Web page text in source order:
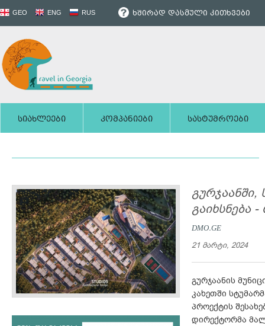
GEO ENG RUS ხშირად დასმული კითხვები
სიახლეები კომპანიები სასტუმროები
გურჯაანში,
გაიხსნება
DMO.GE
21 მარტი, 2024
გურჯაანის
კახეთში
პროექტის
დირექტორმა